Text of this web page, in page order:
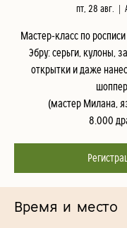
пт, 28 авг.
Мастер-класс по
Эбру: серьги, кулоны,
открытки и даже
шоппер.
(мастер Милана,
8.000
Время и место